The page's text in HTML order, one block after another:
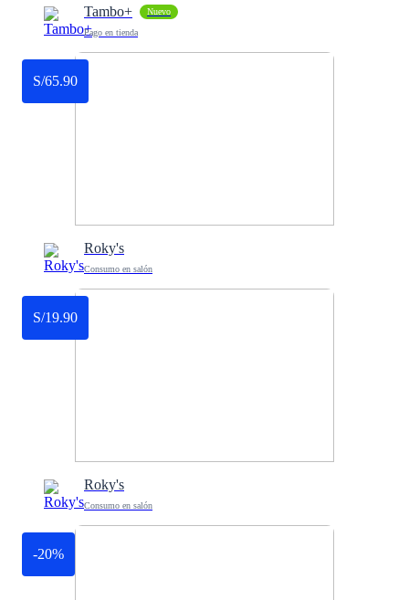
Tambo+ Nuevo
Pago en tienda
S/65.90
Roky's
Consumo en salón
S/19.90
Roky's
Consumo en salón
-20%